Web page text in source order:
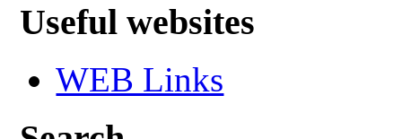
Useful websites
WEB Links